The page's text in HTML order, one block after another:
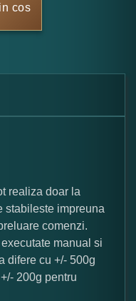
cos
realiza doar la
stabileste impreuna
comenzi.
manual si
difere cu +/- 500g
200g pentru